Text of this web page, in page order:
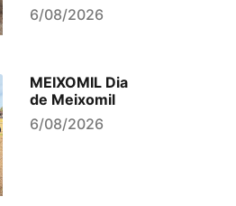
6/08/2026
MEIXOMIL Dia
de Meixomil
6/08/2026